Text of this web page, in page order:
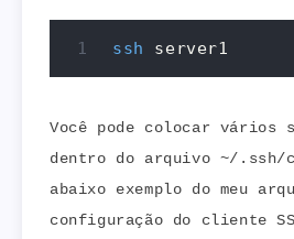
ssh server1
Você pode colocar vários
dentro do arquivo ~/.ssh/
abaixo exemplo do meu
configuração do cliente